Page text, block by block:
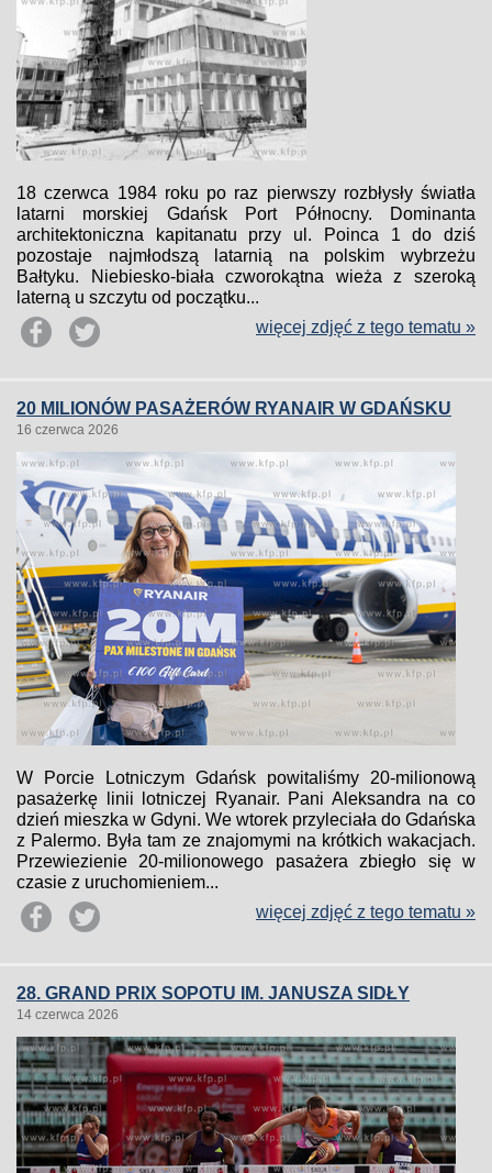
18 czerwca 1984 roku po raz pierwszy rozbłysły światła
latarni morskiej Gdańsk Port Północny. Dominanta
architektoniczna kapitanatu przy ul. Poinca 1 do dziś
pozostaje najmłodszą latarnią na polskim wybrzeżu
Bałtyku. Niebiesko-biała czworokątna wieża z szeroką
laterną u szczytu od początku...
więcej zdjęć z tego tematu »
20 MILIONÓW PASAŻERÓW RYANAIR W GDAŃSKU
16 czerwca 2026
W Porcie Lotniczym Gdańsk powitaliśmy 20-milionową
pasażerkę linii lotniczej Ryanair. Pani Aleksandra na co
dzień mieszka w Gdyni. We wtorek przyleciała do Gdańska
z Palermo. Była tam ze znajomymi na krótkich wakacjach.
Przewiezienie 20-milionowego pasażera zbiegło się w
czasie z uruchomieniem...
więcej zdjęć z tego tematu »
28. GRAND PRIX SOPOTU IM. JANUSZA SIDŁY
14 czerwca 2026